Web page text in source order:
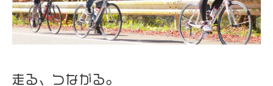
走る、つながる。